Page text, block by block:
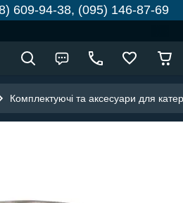
609-94-38, (095) 146-87-69
Комплектуючі та аксесуари для